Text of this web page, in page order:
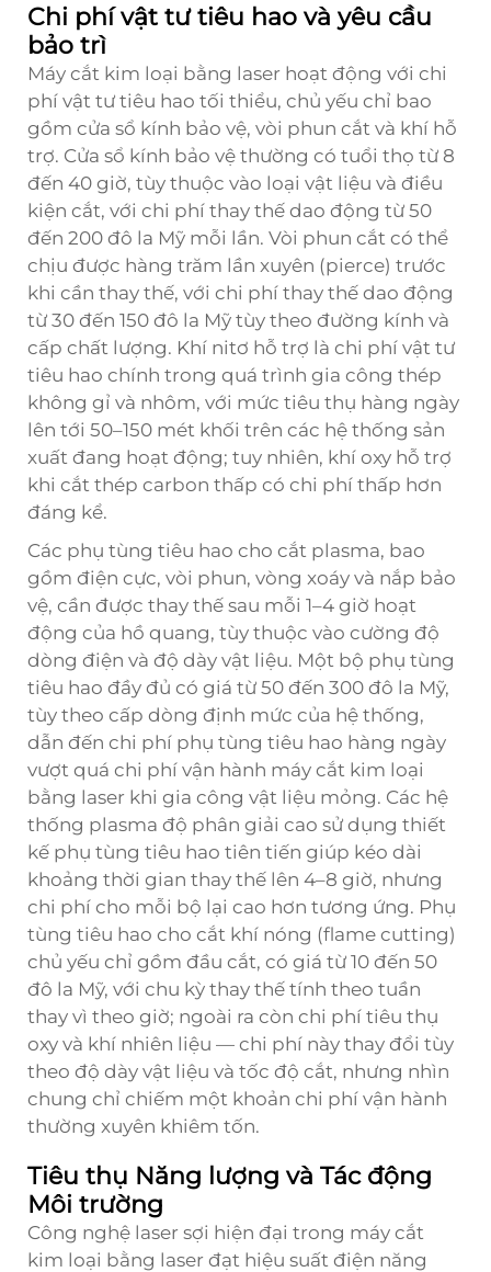
Chi phí vật tư tiêu hao và yêu cầu
bảo trì
Máy cắt kim loại bằng laser hoạt động với chi
phí vật tư tiêu hao tối thiểu, chủ yếu chỉ bao
gồm cửa sổ kính bảo vệ, vòi phun cắt và khí hỗ
trợ. Cửa sổ kính bảo vệ thường có tuổi thọ từ 8
đến 40 giờ, tùy thuộc vào loại vật liệu và điều
kiện cắt, với chi phí thay thế dao động từ 50
đến 200 đô la Mỹ mỗi lần. Vòi phun cắt có thể
chịu được hàng trăm lần xuyên (pierce) trước
khi cần thay thế, với chi phí thay thế dao động
từ 30 đến 150 đô la Mỹ tùy theo đường kính và
cấp chất lượng. Khí nitơ hỗ trợ là chi phí vật tư
tiêu hao chính trong quá trình gia công thép
không gỉ và nhôm, với mức tiêu thụ hàng ngày
lên tới 50–150 mét khối trên các hệ thống sản
xuất đang hoạt động; tuy nhiên, khí oxy hỗ trợ
khi cắt thép carbon thấp có chi phí thấp hơn
đáng kể.
Các phụ tùng tiêu hao cho cắt plasma, bao
gồm điện cực, vòi phun, vòng xoáy và nắp bảo
vệ, cần được thay thế sau mỗi 1–4 giờ hoạt
động của hồ quang, tùy thuộc vào cường độ
dòng điện và độ dày vật liệu. Một bộ phụ tùng
tiêu hao đầy đủ có giá từ 50 đến 300 đô la Mỹ,
tùy theo cấp dòng định mức của hệ thống,
dẫn đến chi phí phụ tùng tiêu hao hàng ngày
vượt quá chi phí vận hành máy cắt kim loại
bằng laser khi gia công vật liệu mỏng. Các hệ
thống plasma độ phân giải cao sử dụng thiết
kế phụ tùng tiêu hao tiên tiến giúp kéo dài
khoảng thời gian thay thế lên 4–8 giờ, nhưng
chi phí cho mỗi bộ lại cao hơn tương ứng. Phụ
tùng tiêu hao cho cắt khí nóng (flame cutting)
chủ yếu chỉ gồm đầu cắt, có giá từ 10 đến 50
đô la Mỹ, với chu kỳ thay thế tính theo tuần
thay vì theo giờ; ngoài ra còn chi phí tiêu thụ
oxy và khí nhiên liệu — chi phí này thay đổi tùy
theo độ dày vật liệu và tốc độ cắt, nhưng nhìn
chung chỉ chiếm một khoản chi phí vận hành
thường xuyên khiêm tốn.
Tiêu thụ Năng lượng và Tác động
Môi trường
Công nghệ laser sợi hiện đại trong máy cắt
kim loại bằng laser đạt hiệu suất điện năng